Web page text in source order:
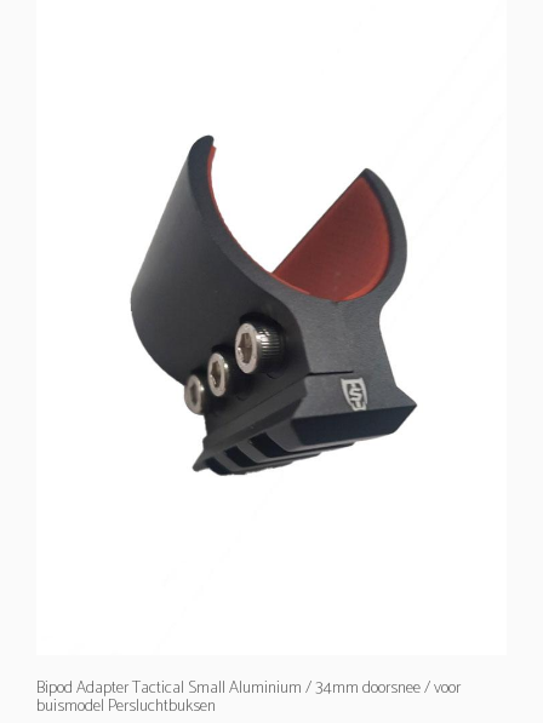
Bipod Adapter Tactical Small Aluminium / 34mm doorsnee / voor
buismodel Persluchtbuksen